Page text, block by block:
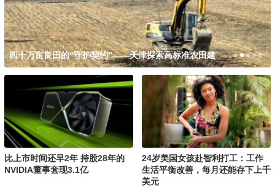
路网织密百业兴 农村公路释放共富新活力
比上市时间还早2年 持股28年的
NVIDIA董事套现3.1亿
24岁美国女孩赴智利打工：工作
生活平衡改善，每月还能存下上千
美元